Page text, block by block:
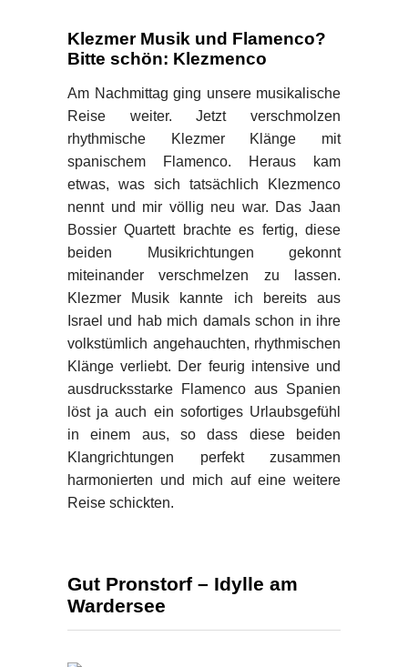
Klezmer Musik und Flamenco?
Bitte schön: Klezmenco
Am Nachmittag ging unsere musikalische
Reise weiter. Jetzt verschmolzen
rhythmische Klezmer Klänge mit
spanischem Flamenco. Heraus kam
etwas, was sich tatsächlich Klezmenco
nennt und mir völlig neu war. Das Jaan
Bossier Quartett brachte es fertig, diese
beiden Musikrichtungen gekonnt
miteinander verschmelzen zu lassen.
Klezmer Musik kannte ich bereits aus
Israel und hab mich damals schon in ihre
volkstümlich angehauchten, rhythmischen
Klänge verliebt. Der feurig intensive und
ausdrucksstarke Flamenco aus Spanien
löst ja auch ein sofortiges Urlaubsgefühl
in einem aus, so dass diese beiden
Klangrichtungen perfekt zusammen
harmonierten und mich auf eine weitere
Reise schickten.
Gut Pronstorf – Idylle am
Wardersee